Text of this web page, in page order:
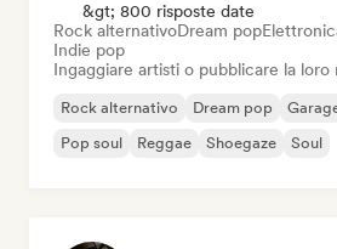
&gt; 800 risposte date
Rock alternativoDream pop
Indie pop
Ingaggiare artisti o pubblicare la loro
Rock alternativo Dream pop
Pop soul
Reggae Shoegaze Soul